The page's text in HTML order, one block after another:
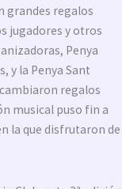
grandes regalos
jugadores y otros
Penya
y la Penya Sant
regalos
musical puso fin a
la que disfrutaron de